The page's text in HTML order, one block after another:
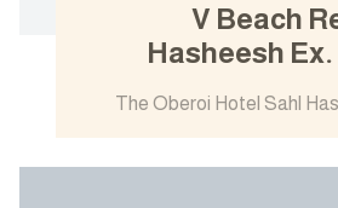
V Beach
Hasheesh
The Oberoi Hotel Sahl
View details